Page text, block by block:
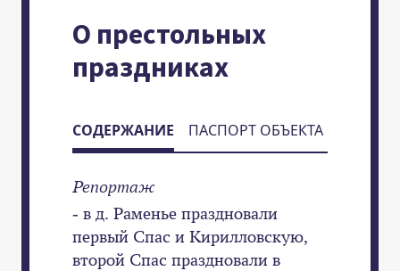
О престольных
праздниках
СОДЕРЖАНИЕ ПАСПОРТ ОБЪЕКТА
Репортаж
- в д. Раменье праздновали
первый Спас и Кирилловскую,
второй Спас праздновали в